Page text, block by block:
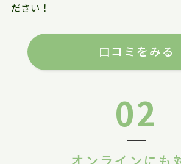
ださい！
口コミをみる
02